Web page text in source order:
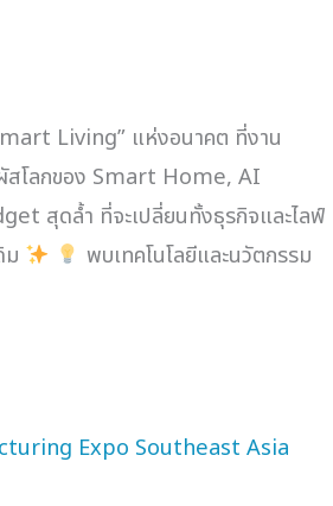
Living” แห่งอนาคต ที่งาน
โลกของ Smart Home, AI
สุดล้ำ ที่จะเปลี่ยนทั้งธุรกิจและไลฟ์
ม
พบเทคโนโลยีและนวัตกรรม
Expo Southeast Asia